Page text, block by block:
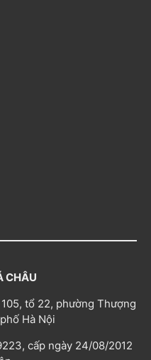
CHÂU
tổ 22, phường Thượng
Hà Nội
cấp ngày 24/08/2012